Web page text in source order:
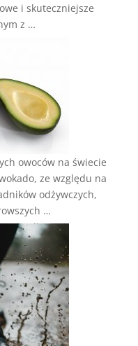
i skuteczniejsze
z …
owoców na świecie
ze względu na
odżywczych,
…